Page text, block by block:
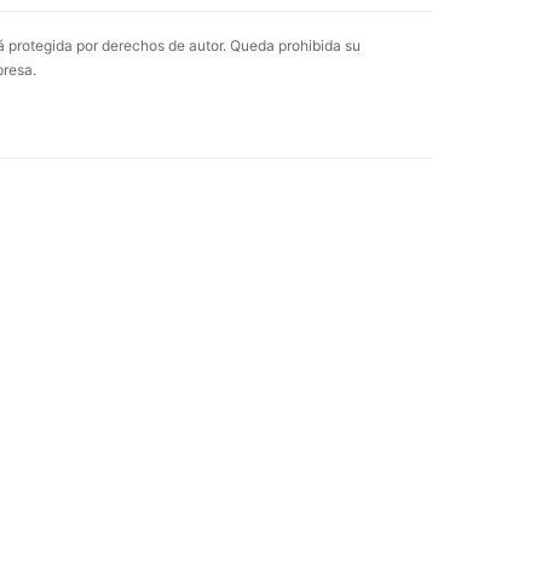
por derechos de autor. Queda prohibida su